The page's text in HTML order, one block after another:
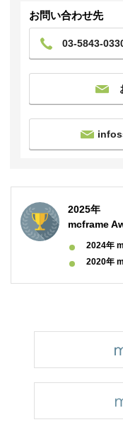
お問い合わせ先
03-5843-
2025年
mcframe
2024年
2020年